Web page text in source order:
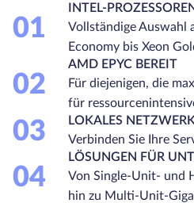
01
INTEL-
Vollständige Auswahl
Economy bis Xeon
02
AMD EPYC BEREIT
Für diejenigen, die
für
03
LOKALES NETZWERK
Verbinden Sie Ihre
04
LÖSUNGEN FÜR
Von Single-Unit- und
hin zu Multi-Unit-